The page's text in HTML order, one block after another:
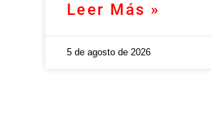
Leer Más »
5 de agosto de 2026